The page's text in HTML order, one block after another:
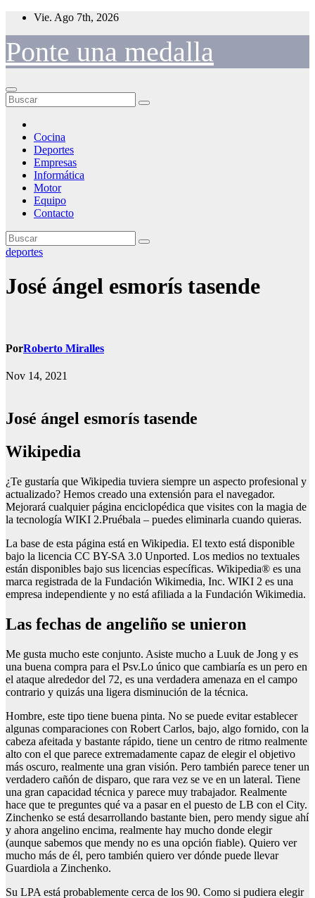
Saltar
contenido
Vie. Ago 7th, 2026
Ponte una medalla
Cocina
Deportes
Empresas
Informática
Motor
Equipo
Contacto
deportes
José ángel esmorís tasende
PorRoberto Miralles
Nov 14, 2021
José ángel esmorís tasende
wikipedia
¿Te gustaría que Wikipedia tuviera siempre un aspecto profesional y
actualizado? Hemos creado una extensión para el navegador.
Mejorará cualquier página enciclopédica que visites con la magia de
la tecnología WIKI 2.Pruébala – puedes eliminarla cuando quieras.
La base de esta página está en Wikipedia. El texto está disponible
bajo la licencia CC BY-SA 3.0 Unported. Los medios no textuales
están disponibles bajo sus licencias específicas. Wikipedia® es una
marca registrada de la Fundación Wikimedia, Inc. WIKI 2 es una
empresa independiente y no está afiliada a la Fundación Wikimedia.
las fechas de angeliño se unieron
Me gusta mucho este conjunto. Asiste mucho a Luuk de Jong y es
una buena compra para el Psv.Lo único que cambiaría es un pero en
el ataque alrededor del 72, es una verdadera amenaza en el campo
contrario y quizás una ligera disminución de la técnica.
Hombre, este tipo tiene buena pinta. No se puede evitar establecer
algunas comparaciones con Robert Carlos, bajo, algo fornido, con la
cabeza afeitada y bastante rápido, tiene un centro de ritmo realmente
alto con el que parece extremadamente capaz de elegir el objetivo
más oscuro, realmente una gran visión. Pero también parece tener un
verdadero cañón de disparo, que rara vez se ve en un lateral. Tiene
una gran capacidad técnica y parece muy trabajador. Realmente
hace que te preguntes qué va a pasar en el puesto de LB con el City.
Zinchenko se está desarrollando bastante bien, pero mendy sigue ahí
y ahora angelino encima, realmente hay mucho donde elegir
(aunque sabemos que mendy no es una opción fiable). Quiero ver
mucho más de él, pero también quiero ver dónde puede llevar
Guardiola a Zinchenko.
Su LPA está probablemente cerca de los 90. Como si pudiera elegir